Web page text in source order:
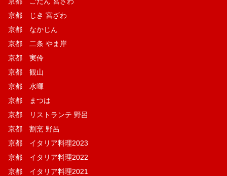
京都 じき 宮ざわ
京都 なかじん
京都 二条 やま岸
京都 実伶
京都 観山
京都 水暉
京都 まつは
京都 リストランテ 野呂
京都 割烹 野呂
京都 イタリア料理2023
京都 イタリア料理2022
京都 イタリア料理2021